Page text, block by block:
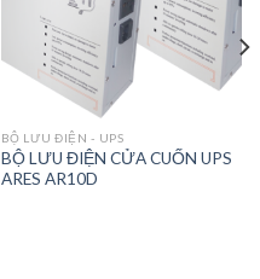
BỘ LƯU ĐIỆN - UPS
BỘ LƯU ĐIỆN CỬA CUỐN UPS
ARES AR10D